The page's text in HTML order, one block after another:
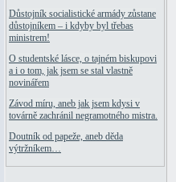
Důstojník socialistické armády zůstane
důstojníkem – i kdyby byl třebas
ministrem!
O studentské lásce, o tajném biskupovi
a i o tom, jak jsem se stal vlastně
novinářem
Závod míru, aneb jak jsem kdysi v
továrně zachránil negramotného mistra.
Doutník od papeže, aneb děda
výtržníkem…